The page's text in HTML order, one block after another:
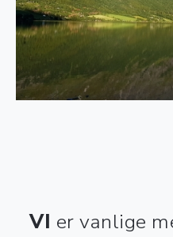
VI er vanlige